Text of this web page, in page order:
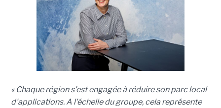
« Chaque région s'est engagée à réduire son parc local
d'applications. A l'échelle du groupe, cela représente